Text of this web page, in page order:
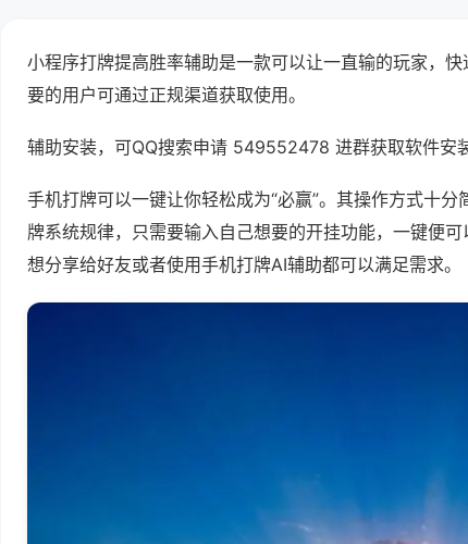
小程序打牌提高胜率辅助是一款可以让一直输的玩家，
要的用户可通过正规渠道获取使用。
辅助安装，可QQ搜索申请 549552478 进群获取软件安
手机打牌可以一键让你轻松成为“必赢”。其操作方式十
牌系统规律，只需要输入自己想要的开挂功能，一键便
想分享给好友或者使用手机打牌AI辅助都可以满足需求。